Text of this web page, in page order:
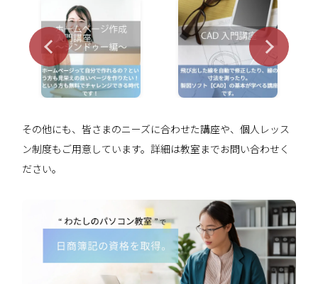
その他にも、皆さまのニーズに合わせた講座や、個人レッス
ン制度もご用意しています。詳細は教室までお問い合わせく
ださい。